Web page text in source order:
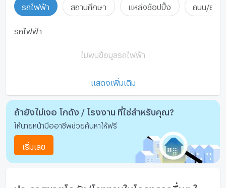
- ติดถนนใหญ่ วงแหวนรอบนอก กาญจนาภิเษก ระหว่าง
บางบัวทอง-ลาดหลุมแก้ว
https://maps.app.goo.gl/p6t8U75NNmNGCWwa7?
--------------------------------------------------------------
💜บริษัท At Firm Property💜
📢✨สนใจติดต่อสอบถามหรือนัดดูห้องได้ที่ :
เครื่องดูดควัน
ลิฟท์
กล้องวงจรปิด (CCTV)
โรงยิม / ฟิตเนส
รถไฟฟ้า สถานศึกษา แหล่งช้อปปิ้ง ถนน/ย่าน
รถไฟฟ้า
ไม่พบข้อมูลรถไฟฟ้า
แสดงเพิ่มเติม
ถ้ายังไม่เจอ โกดัง / โรงงาน ที่ใช่สำหรับคุณ?
ให้นายหน้ามืออาชีพช่วยค้นหาให้ฟรี
เริ่มเลย